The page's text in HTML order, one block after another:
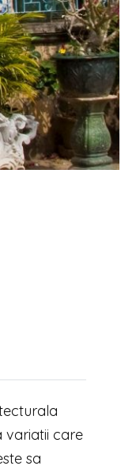
variatii care
sa